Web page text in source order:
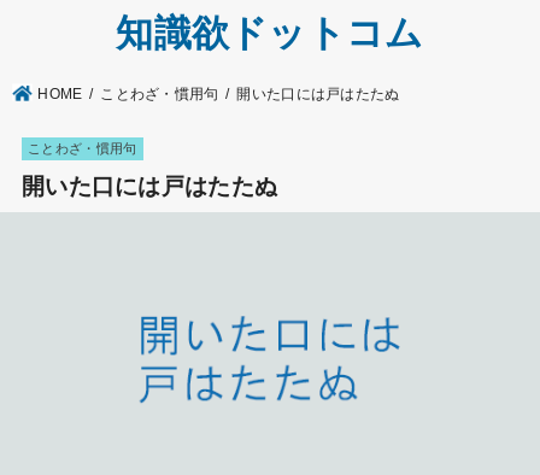
知識欲ドットコム
HOME ことわざ・慣用句 開いた口には戸はたたぬ
ことわざ・慣用句
開いた口には戸はたたぬ